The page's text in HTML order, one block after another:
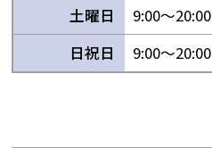
土曜日
9:00〜20:00
日祝日
9:00〜20:00